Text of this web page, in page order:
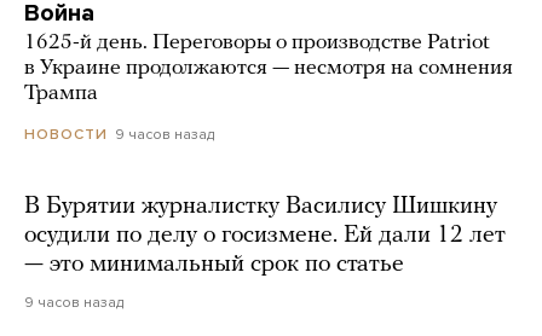
Война
1625-й день. Переговоры о производстве Patriot
в Украине продолжаются — несмотря на сомнения
Трампа
НОВОСТИ 9 часов назад
В Бурятии журналистку Василису Шишкину
осудили по делу о госизмене. Ей дали 12 лет
— это минимальный срок по статье
9 часов назад